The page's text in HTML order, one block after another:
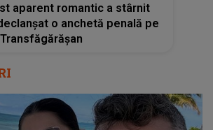
aparent romantic a stârnit
o anchetă penală pe
Transfăgărășan